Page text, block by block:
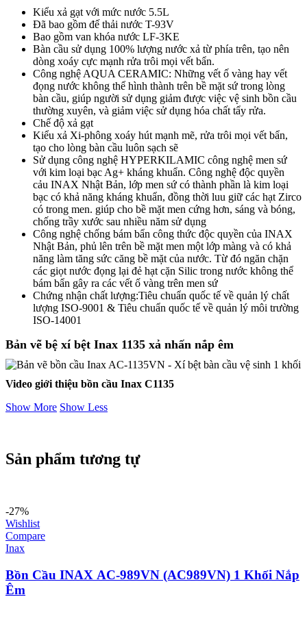
Kiểu xả gạt với mức nước 5.5L
Đã bao gồm đế thải nước T-93V
Bao gồm van khóa nước LF-3KE
Bàn cầu sử dụng 100% lượng nước xả từ phía trên, tạo nên
dòng xoáy cực mạnh rửa trôi mọi vết bẩn.
Công nghệ AQUA CERAMIC: Những vết ố vàng hay vết
đọng nước không thể hình thành trên bề mặt sứ trong lòng
bàn cầu, giúp người sử dụng giảm được việc vệ sinh bồn cầu
thường xuyên, và giảm việc sử dụng hóa chất tẩy rửa.
Chế độ xả gạt
Kiểu xả Xi-phông xoáy hút mạnh mẽ, rửa trôi mọi vết bẩn,
tạo cho lòng bàn cầu luôn sạch sẽ
Sử dụng công nghệ HYPERKILAMIC công nghệ men sứ
với kim loại bạc Ag+ kháng khuẩn. Công nghệ độc quyền
cảu INAX Nhật Bản, lớp men sứ có thành phần là kim loại
bạc có khả năng kháng khuẩn, đồng thời luu giữ các hạt Zirco
có trong men. giúp cho bề mặt men cứng hơn, sáng và bóng,
chống trầy xước sau nhiều năm sử dụng
Công nghệ chống bám bẩn công thức độc quyền của INAX
Nhật Bản, phủ lên trên bề mặt men một lớp màng và có khả
năng làm tăng sức căng bề mặt của nước. Từ đó ngăn chặn
các giọt nước đọng lại đẻ hạt cặn Silic trong nước không thể
bám bẩn gây ra các vết ố vàng trên men sứ
Chứng nhận chất lượng:Tiêu chuẩn quốc tế về quản lý chất
lượng ISO-9001 & Tiêu chuẩn quốc tế về quản lý môi trường
ISO-14001
Bản vẽ bệ xí bệt Inax 1135 xả nhấn nắp êm
Video giới thiệu bồn cầu Inax C1135
Show More Show Less
Sản phẩm tương tự
-27%
Wishlist
Compare
Inax
Bồn Cầu INAX AC-989VN (AC989VN) 1 Khối Nắp
Êm